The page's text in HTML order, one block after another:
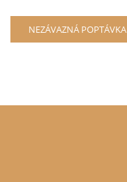
NEZÁVAZNÁ POPTÁVKA